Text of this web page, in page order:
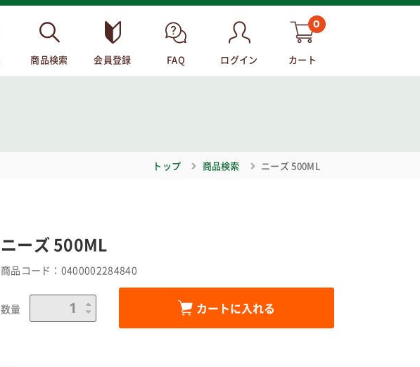
商品検索 会員登録 FAQ ログイン
0
カート
トップ 商品検索 ニーズ 500ML
ニーズ 500ML
商品コード： 0400002284840
数量 カートに入れる